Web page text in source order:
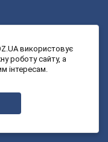
використовує
роботу сайту, а
інтересам.